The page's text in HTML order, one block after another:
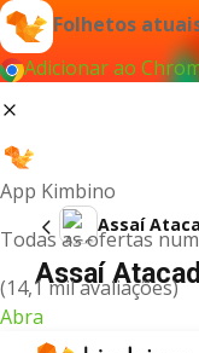
Folhetos
Adicionar ao
App Kimbino
Todas as ofertas
(14,1 mil avaliações)
Abra
Assaí
Assaí